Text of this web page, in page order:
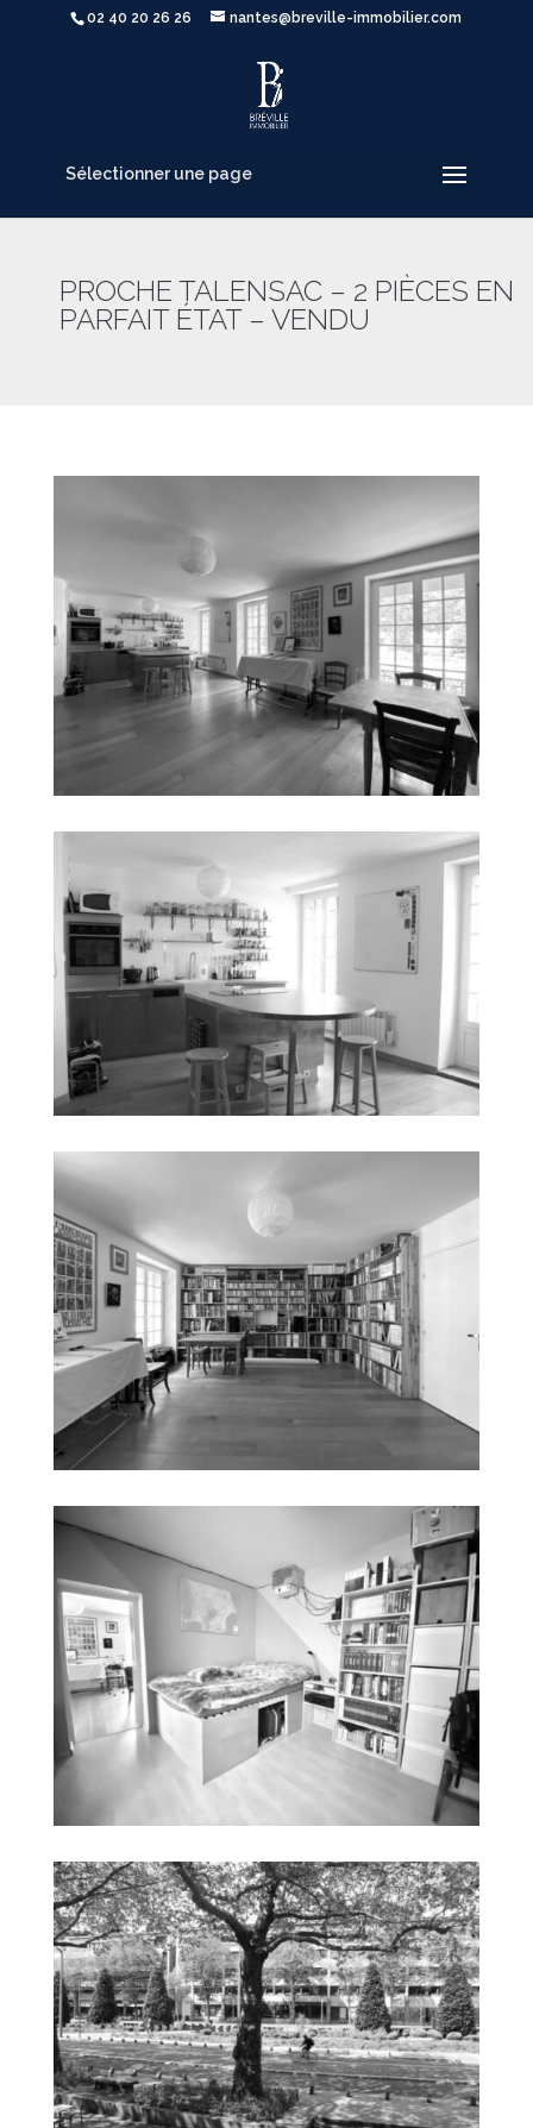
02 40 20 26 26 nantes@breville-immobilier.com
Sélectionner une page
PROCHE TALENSAC – 2 PIÈCES EN
PARFAIT ÉTAT – VENDU